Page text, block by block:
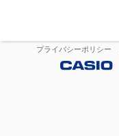
プライバシーポリシー